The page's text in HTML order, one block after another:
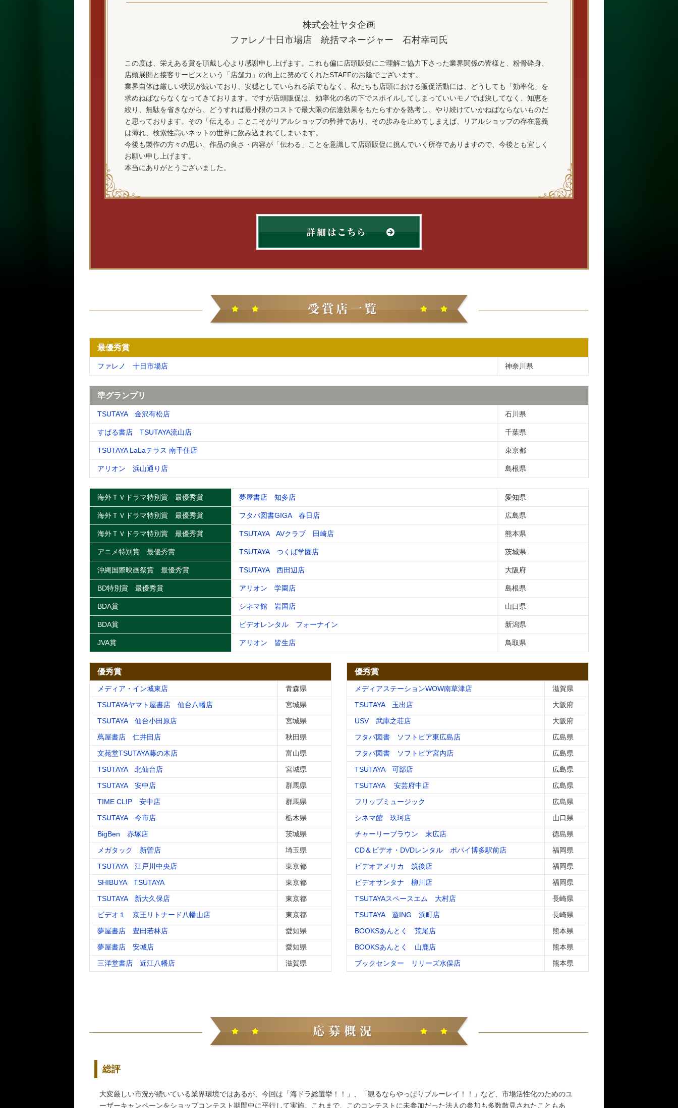
株式会社ヤタ企画
ファレノ十日市場店 統括マネージャー 石村幸司氏
この度は、栄えある賞を頂戴し心より感謝申し上げます。これも偏に店頭販促にご理解ご協力下さった業界関係の皆様と、粉骨砕身、
店頭展開と接客サービスという「店舗力」の向上に努めてくれたSTAFFのお陰でございます。
業界自体は厳しい状況が続いており、安穏としていられる訳でもなく、私たちも店頭における販促活動には、どうしても「効率化」を
求めねばならなくなってきております。ですが店頭販促は、効率化の名の下でスポイルしてしまっていいモノでは決してなく、知恵を
絞り、無駄を省きながら、どうすれば最小限のコストで最大限の伝達効果をもたらすかを熟考し、やり続けていかねばならないものだ
と思っております。その「伝える」ことこそがリアルショップの矜持であり、その歩みを止めてしまえば、リアルショップの存在意義
は薄れ、検索性高いネットの世界に飲み込まれてしまいます。
今後も製作の方々の思い、作品の良さ・内容が「伝わる」ことを意識して店頭販促に挑んでいく所存でありますので、今後とも宜しく
お願い申し上げます。
本当にありがとうございました。
最優秀賞
ファレノ 十日市場店 神奈川県
準グランプリ
TSUTAYA 金沢有松店 石川県
すばる書店 TSUTAYA流山店 千葉県
TSUTAYA LaLaテラス 南千住店 東京都
アリオン 浜山通り店 島根県
海外ＴＶドラマ特別賞 最優秀賞 夢屋書店 知多店 愛知県
海外ＴＶドラマ特別賞 最優秀賞 フタバ図書GIGA 春日店 広島県
海外ＴＶドラマ特別賞 最優秀賞 TSUTAYA AVクラブ 田崎店 熊本県
アニメ特別賞 最優秀賞 TSUTAYA つくば学園店 茨城県
沖縄国際映画祭賞 最優秀賞 TSUTAYA 西田辺店 大阪府
BD特別賞 最優秀賞 アリオン 学園店 島根県
BDA賞 シネマ館 岩国店 山口県
BDA賞 ビデオレンタル フォーナイン 新潟県
JVA賞 アリオン 皆生店 鳥取県
優秀賞
メディア・イン城東店
青森県
TSUTAYAヤマト屋書店 仙台八幡店
宮城県
TSUTAYA 仙台小田原店
宮城県
蔦屋書店 仁井田店
秋田県
文苑堂TSUTAYA藤の木店
富山県
TSUTAYA 北仙台店
宮城県
TSUTAYA 安中店
群馬県
TIME CLIP 安中店
群馬県
TSUTAYA 今市店
栃木県
BigBen 赤塚店
茨城県
メガタック 新曽店
埼玉県
TSUTAYA 江戸川中央店
東京都
SHIBUYA TSUTAYA
東京都
TSUTAYA 新大久保店
東京都
ビデオ１ 京王リトナード八幡山店
東京都
夢屋書店 豊田若林店
愛知県
夢屋書店 安城店
愛知県
三洋堂書店 近江八幡店
滋賀県
優秀賞
メディアステーションWOW南草津店
滋賀県
TSUTAYA 玉出店
大阪府
USV 武庫之荘店
大阪府
フタバ図書 ソフトピア東広島店
広島県
フタバ図書 ソフトピア宮内店
広島県
TSUTAYA 可部店
広島県
TSUTAYA 安芸府中店
広島県
フリップミュージック
広島県
シネマ館 玖珂店
山口県
チャーリーブラウン 末広店
徳島県
CD＆ビデオ・DVDレンタル ポパイ博多駅前店
福岡県
ビデオアメリカ 筑後店
福岡県
ビデオサンタナ 柳川店
福岡県
TSUTAYAスペースエム 大村店
長崎県
TSUTAYA 遊ING 浜町店
長崎県
BOOKSあんとく 荒尾店
熊本県
BOOKSあんとく 山鹿店
熊本県
ブックセンター リリーズ水俣店
熊本県
総評
大変厳しい市況が続いている業界環境ではあるが、今回は「海ドラ総選挙！！」、「観るならやっぱりブルーレイ！！」など、市場活性化のためのユ
ーザーキャンペーンをショップコンテスト期間中に平行して実施。これまで、このコンテストに未参加だった法人の参加も多数散見されたこともあ